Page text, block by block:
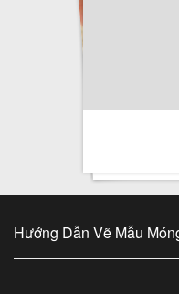
Hướng Dẫn Vẽ Mẫu